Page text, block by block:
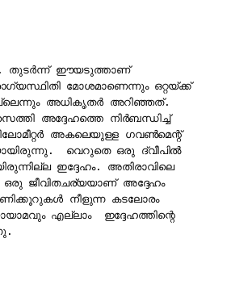
തുടര്‍ന്ന് ഈയടുത്താണ്
മോശമാണെന്നും ഒറ്റയ്ക്ക്
അധികൃതര്‍ അറിഞ്ഞത്.
അദ്ദേഹത്തെ നിര്‍ബന്ധിച്ച്
അകലെയുള്ള ഗവണ്‍മെന്റ്
വെറുതെ ഒരു ദ്വീപില്‍
ഇദ്ദേഹം. അതിരാവിലെ
ജീവിതചര്യയാണ് അദ്ദേഹം
നീളുന്ന കടലോരം
എല്ലാം  ഇദ്ദേഹത്തിന്റെ